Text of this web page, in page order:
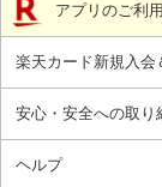
アプリのご利
楽天カード新規入会
安心・安全への取り
ヘルプ